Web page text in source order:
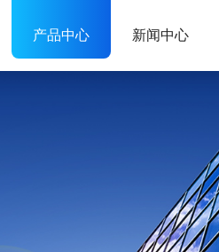
产品中心 新闻中心